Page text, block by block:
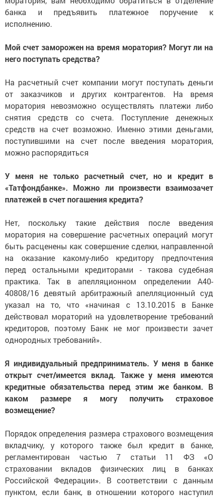
банка и предъявить платежное поручение к
исполнению.
Мой счет заморожен на время моратория? Могут ли на
него поступать средства?
На расчетный счет компании могут поступать деньги
от заказчиков и других контрагентов. На время
моратория невозможно осуществлять платежи либо
снятия средств со счета. Поступление денежных
средств на счет возможно. Именно этими деньгами,
поступившими на счет после введения моратория,
можно распорядиться
У меня не только расчетный счет, но и кредит в
«Татфондбанке». Можно ли произвести взаимозачет
платежей в счет погашения кредита?
Нет, поскольку такие действия после введения
моратория на совершение расчетных операций могут
быть расценены как совершение сделки, направленной
на оказание какому-либо кредитору предпочтения
перед остальными кредиторами - такова судебная
практика. Так в апелляционном определении А40-
40808/16 девятый арбитражный апелляционный суд
указал на то, что «начиная с 13.10.2015 в Банке
действовал мораторий на удовлетворение требований
кредиторов, поэтому Банк не мог произвести зачет
однородных требований».
Я индивидуальный предприниматель. У меня в банке
открыт счет/имеется вклад. Также у меня имеются
кредитные обязательства перед этим же банком. В
каком размере я могу получить страховое
возмещение?
Порядок определения размера страхового возмещения
вкладчику, у которого также был кредит в банке,
регламентирован частью 7 статьи 11 ФЗ «О
страховании вкладов физических лиц в банках
Российской Федерации». В соответствии с данным
пунктом, если банк, в отношении которого наступил